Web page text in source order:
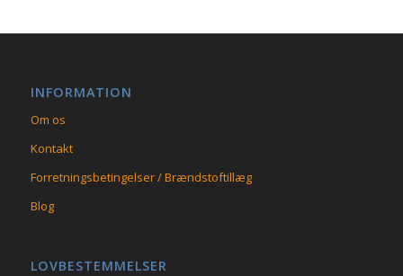
INFORMATION
Om os
Kontakt
Forretningsbetingelser / Brændstoftillæg
Blog
LOVBESTEMMELSER